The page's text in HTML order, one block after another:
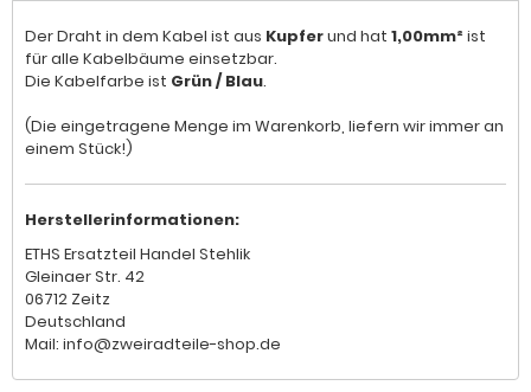
Der Draht in dem Kabel ist aus Kupferund hat 1,00mm² ist
für alle Kabelbäume einsetzbar.
Die Kabelfarbe ist Grün / Blau.
(Die eingetragene Menge im Warenkorb, liefern wir immer an
einem Stück!)
Herstellerinformationen:
ETHS Ersatzteil Handel Stehlik
Gleinaer Str. 42
06712 Zeitz
Deutschland
Mail: info@zweiradteile-shop.de